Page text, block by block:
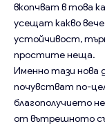
вкопчват в това
усещат какво
устойчивост,
простите неща.
Именно тази нова
почувстват по-
благополучието
от вътрешното